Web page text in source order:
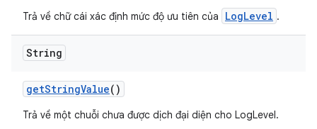
Trả về chữ cái xác định mức độ ưu tiên của LogLevel .
String
getStringValue()
Trả về một chuỗi chưa được dịch đại diện cho LogLevel.